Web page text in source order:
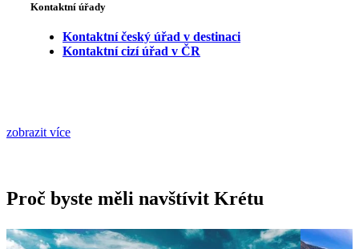
Kontaktní úřady
Kontaktní český úřad v destinaci
Kontaktní cizí úřad v ČR
zobrazit více
Proč byste měli navštívit Krétu